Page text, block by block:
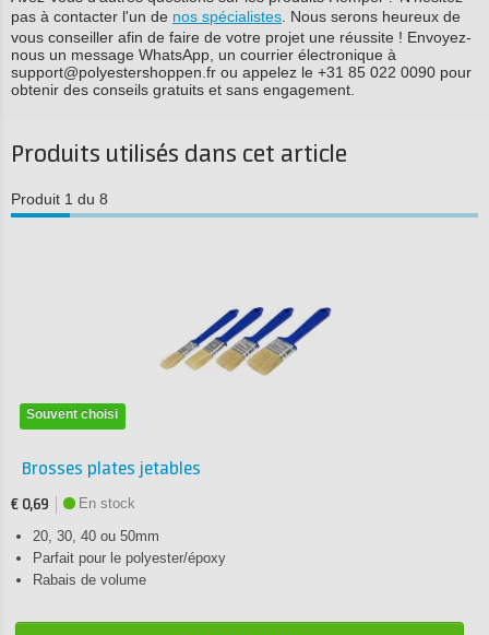
pas à contacter l'un de nos spécialistes . Nous serons heureux de
vous conseiller afin de faire de votre projet une réussite ! Envoyez-
nous un message WhatsApp, un courrier électronique à
support@polyestershoppen.fr ou appelez le +31 85 022 0090 pour
obtenir des conseils gratuits et sans engagement.
Produits utilisés dans cet article
Produit 1 du 8
Souvent choisi
Brosses plates jetables
€ 0,69
En stock
20, 30, 40 ou 50mm
Parfait pour le polyester/époxy
Rabais de volume